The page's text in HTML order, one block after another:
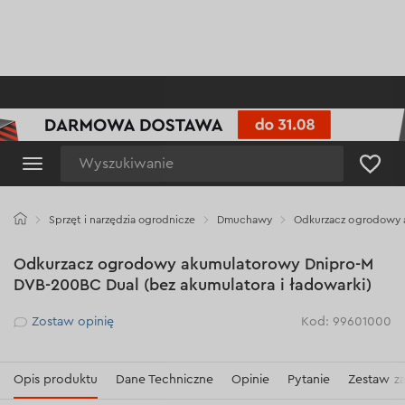
Sprzęt i narzędzia ogrodnicze Dmuchawy Odkurzacz ogrodowy
Odkurzacz ogrodowy akumulatorowy Dnipro-M
DVB-200BC Dual (bez akumulatora i ładowarki)
Рейтинг
Zostaw opinię Kod: 99601000
Opis produktu Dane Techniczne Opinie Pytanie Zestaw